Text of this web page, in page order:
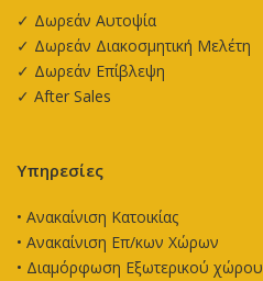
✓ Δωρεάν Αυτοψία
✓ Δωρεάν Διακοσμητική Μελέτη
✓ Δωρεάν Επίβλεψη
✓ After Sales
Υπηρεσίες
• Ανακαίνιση Κατοικίας
• Ανακαίνιση Επ/κων Χώρων
• Διαμόρφωση Εξωτερικού χώρου